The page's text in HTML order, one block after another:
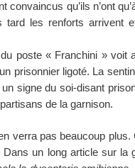
convaincus qu’ils n’ont
tard les renforts arrivent
poste « Franchini » voit
prisonnier ligoté. La
un signe du soi-disant
de la garnison.
verra pas beaucoup
un long article sur la